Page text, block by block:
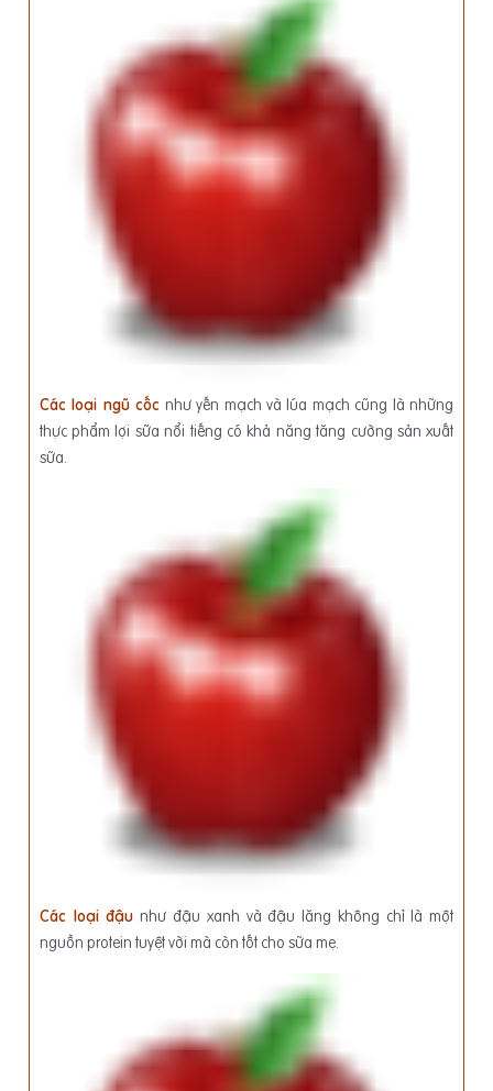
Các loại ngũ cốc như yến mạch và lúa mạch cũng là những
thực phẩm lợi sữa nổi tiếng có khả năng tăng cường sản xuất
sữa.
Các loại đậu như đậu xanh và đậu lăng không chỉ là một
nguồn protein tuyệt vời mà còn tốt cho sữa mẹ.